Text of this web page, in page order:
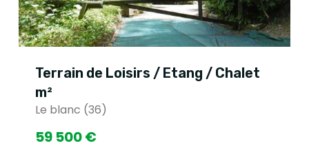
Terrain de Loisirs / Etang / Chalet
m²
Le blanc (36)
59 500 €